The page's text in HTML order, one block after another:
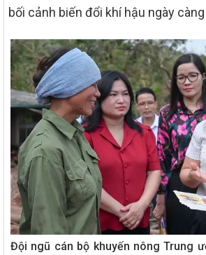
bối cảnh biến đổi khí hậu ngày
Đội ngũ cán bộ khuyến nông Trung